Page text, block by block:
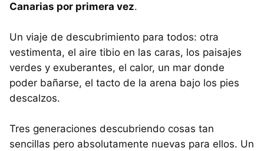
Canarias por primera vez.
Un viaje de descubrimiento para todos: otra
vestimenta, el aire tibio en las caras, los paisajes
verdes y exuberantes, el calor, un mar donde
poder bañarse, el tacto de la arena bajo los pies
descalzos.
Tres generaciones descubriendo cosas tan
sencillas pero absolutamente nuevas para ellos. Un